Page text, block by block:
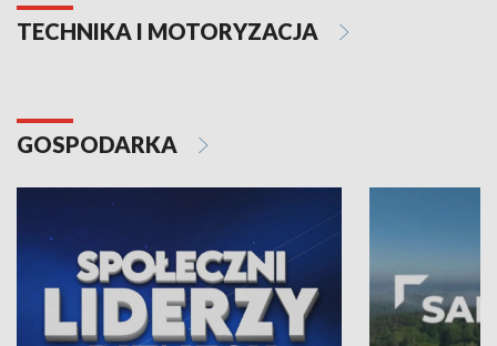
TECHNIKA I MOTORYZACJA
GOSPODARKA